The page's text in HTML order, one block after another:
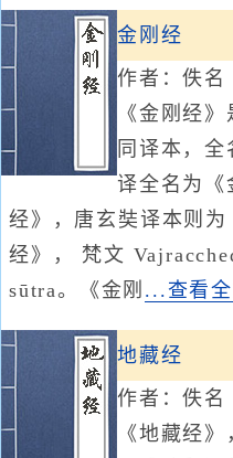
金刚经
作者：佚名
《金刚经
同译本，
译全名为《
经》，唐玄奘译本则
经》， 梵文
sūtra。《金刚 ...查看
地藏经
作者：佚名
《地藏经